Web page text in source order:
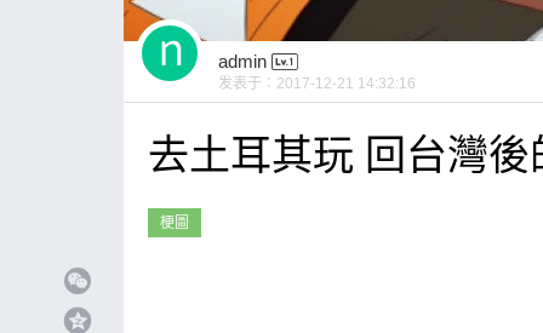
admin
发表于： 2017-12-21 14:32:16
去土耳其玩 回台灣後
梗圖